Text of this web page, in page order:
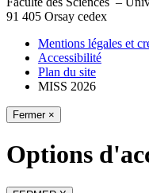
91 405 Orsay cedex
Mentions légales et
Accessibilité
Plan du site
MISS 2026
Fermer ×
Options